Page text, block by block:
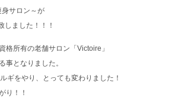
サロン～が
しました！！！
格所有の老舗サロン「Victoire」
事となりました。
ギをやり、とっても変わりました！
り！！